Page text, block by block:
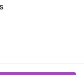
Severné
novou atrakci